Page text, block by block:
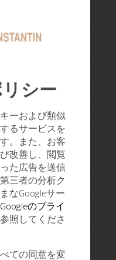
シー
ーおよび類似
るサービスを
。また、お客
改善し、閲覧
た広告を送信
三者の分析ク
なGoogleサー
Googleのプライ
照してくださ
ての同意を変